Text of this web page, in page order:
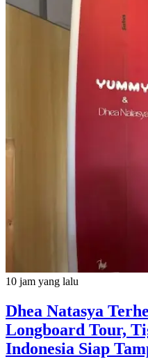
10 jam yang lalu
Dhea Natasya
Longboard Tour,
Indonesia Siap